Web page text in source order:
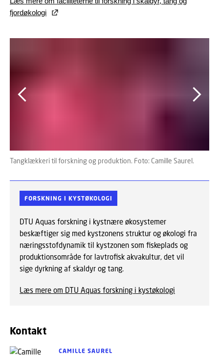
fjordøkologi
Tangklækkeri til forskning og produktion. Foto: Camille Saurel.
FORSKNING I KYSTØKOLOGI
DTU Aquas forskning i kystnære økosystemer
beskæftiger sig med kystzonens struktur og økologi fra
næringsstofdynamik til kystzonen som fiskeplads og
produktionsområde for lavtrofisk akvakultur, det vil
sige dyrkning af skaldyr og tang.
Læs mere om DTU Aquas forskning i kystøkologi
Kontakt
CAMILLE SAUREL